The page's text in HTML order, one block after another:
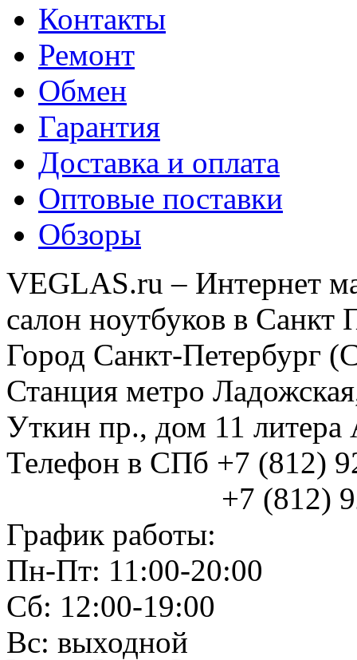
Контакты
Ремонт
Обмен
Гарантия
Доставка и оплата
Оптовые поставки
Обзоры
VEGLAS.ru – Интернет
салон ноутбуков в Санкт
Город Санкт-Петербург
Станция метро
Уткин пр., дом 11
Телефон в СПб +7 (812)
+7 (812)
График работы:
Пн-Пт: 11:00-20:00
Сб: 12:00-19:00
Вс: выходной